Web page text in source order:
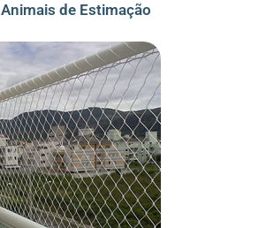
Animais de Estimação